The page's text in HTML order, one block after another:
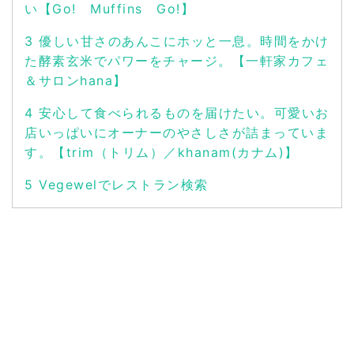
い【Go! Muffins Go!】
3 優しい甘さのあんこにホッと一息。時間をかけ
た酵素玄米でパワーをチャージ。【一軒家カフェ
＆サロンhana】
4 安心して食べられるものを届けたい。可愛いお
店いっぱいにオーナーのやさしさが詰まっていま
す。【trim（トリム）／khanam(カナム)】
5 Vegewelでレストラン検索